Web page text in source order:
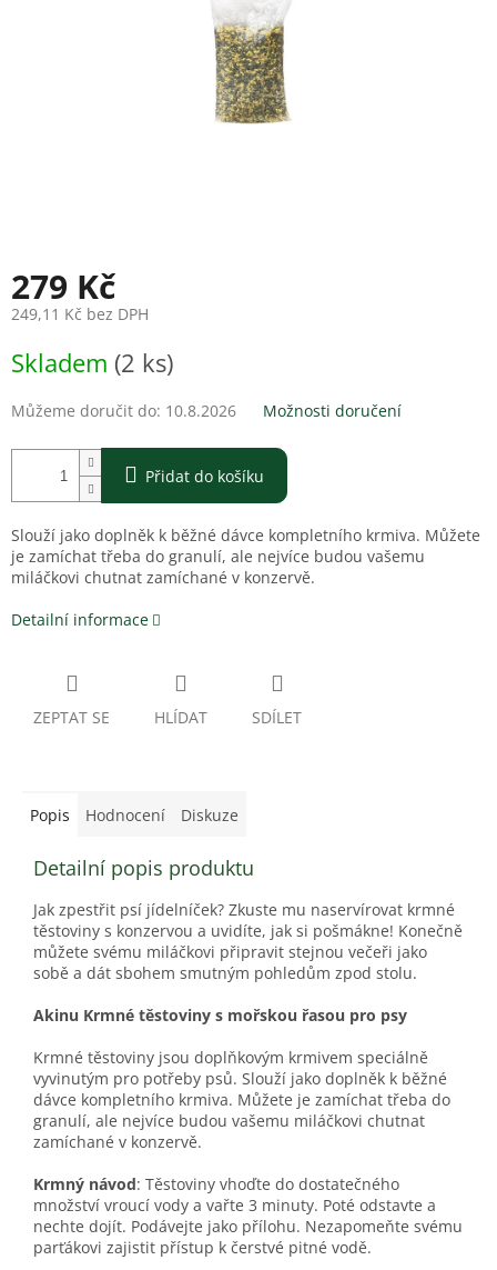
279 Kč
249,11 Kč bez DPH
cena:
Skladem (2 ks)
Můžeme doručit do: 10.8.2026 Možnosti doručení
Přidat do košíku
Slouží jako doplněk k běžné dávce kompletního krmiva. Můžete
je zamíchat třeba do granulí, ale nejvíce budou vašemu
miláčkovi chutnat zamíchané v konzervě.
Detailní informace
ZEPTAT SE HLÍDAT SDÍLET
Popis Hodnocení Diskuze
Detailní popis produktu
Jak zpestřit psí jídelníček? Zkuste mu naservírovat krmné
těstoviny s konzervou a uvidíte, jak si pošmákne! Konečně
můžete svému miláčkovi připravit stejnou večeři jako
sobě a dát sbohem smutným pohledům zpod stolu.
Akinu Krmné těstoviny s mořskou řasou pro psy
Krmné těstoviny jsou doplňkovým krmivem speciálně
vyvinutým pro potřeby psů. Slouží jako doplněk k běžné
dávce kompletního krmiva. Můžete je zamíchat třeba do
granulí, ale nejvíce budou vašemu miláčkovi chutnat
zamíchané v konzervě.
Krmný návod: Těstoviny vhoďte do dostatečného
množství vroucí vody a vařte 3 minuty. Poté odstavte a
nechte dojít. Podávejte jako přílohu. Nezapomeňte svému
parťákovi zajistit přístup k čerstvé pitné vodě.